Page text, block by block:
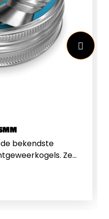
2,5mmGeschikt
Joule.
bekendste
Ze
Field Target